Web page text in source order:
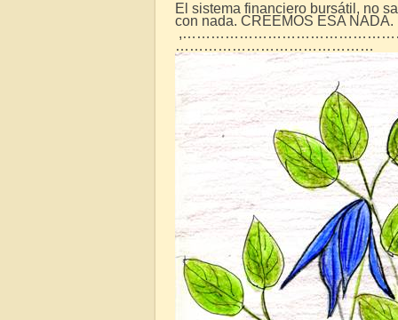
El sistema financiero bursátil, no
con nada. CREEMOS ESA NADA.
……………………………………